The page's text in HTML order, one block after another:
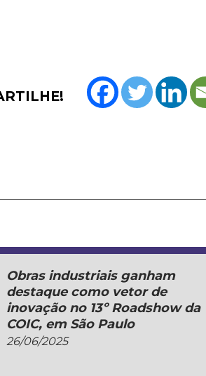
Obras industriais ganham
destaque como vetor de
inovação no 13º Roadshow da
COIC, em São Paulo
26/06/2025